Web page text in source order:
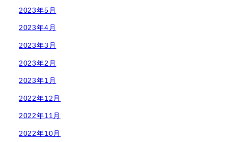
2023年5月
2023年4月
2023年3月
2023年2月
2023年1月
2022年12月
2022年11月
2022年10月